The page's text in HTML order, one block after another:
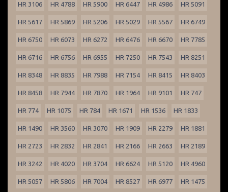
HR 3106 HR 4788 HR 5900 HR 6447 HR 4986 HR 5091
HR 5617 HR 5869 HR 5206 HR 5029 HR 5567 HR 6749
HR 6750 HR 6073 HR 6272 HR 6476 HR 6670 HR 7785
HR 6716 HR 6756 HR 6955 HR 7250 HR 7543 HR 8251
HR 8348 HR 8835 HR 7988 HR 7154 HR 8415 HR 8403
HR 8458 HR 7944 HR 7870 HR 1964 HR 9101 HR 747
HR 774 HR 1075 HR 784 HR 1671 HR 1536 HR 1833
HR 1490 HR 3560 HR 3070 HR 1909 HR 2279 HR 1881
HR 2723 HR 2832 HR 2841 HR 2166 HR 2663 HR 2189
HR 3242 HR 4020 HR 3704 HR 6624 HR 5120 HR 4960
HR 5057 HR 5806 HR 7004 HR 8527 HR 6977 HR 1475